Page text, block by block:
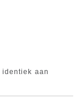
aan